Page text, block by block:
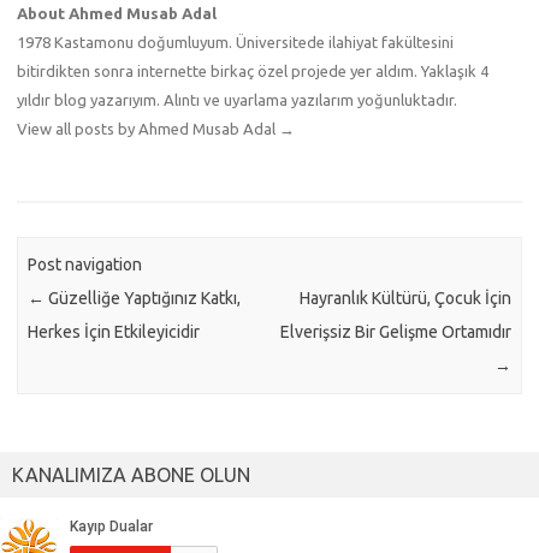
About Ahmed Musab Adal
1978 Kastamonu doğumluyum. Üniversitede ilahiyat fakültesini
bitirdikten sonra internette birkaç özel projede yer aldım. Yaklaşık 4
yıldır blog yazarıyım. Alıntı ve uyarlama yazılarım yoğunluktadır.
View all posts by Ahmed Musab Adal →
Post navigation
← Güzelliğe Yaptığınız Katkı,
Herkes İçin Etkileyicidir
Hayranlık Kültürü, Çocuk İçin
Elverişsiz Bir Gelişme Ortamıdır
→
KANALIMIZA ABONE OLUN